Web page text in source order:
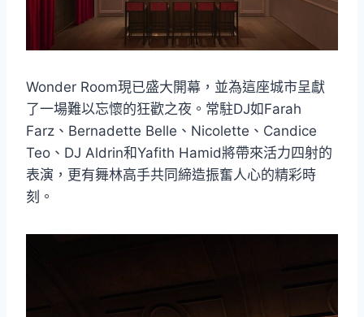
Wonder Room現已盛大開幕，並為這座城市呈獻
了一場難以忘懷的狂歡之夜。常駐DJ如Farah
Farz、Bernadette Belle、Nicolette、Candice
Teo、DJ Aldrin和Yafith Hamid將帶來活力四射的
表演，更有舞林高手共同締造振奮人心的精彩時
刻。